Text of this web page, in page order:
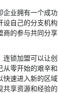
业拥有一个成
自己的分支机
的参与共同分享
锁加盟可以让
零开始的艰辛
速进入新的区
享资源和经验